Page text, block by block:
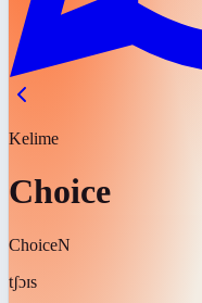
Kelime
Choice
ChoiceN
tʃɔɪs